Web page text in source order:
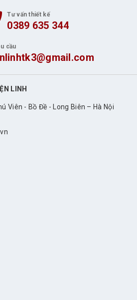
Tư vấn thiết kế
0389 635 344
cầu
LINH
Viên - Bồ Đề - Long Biên – Hà Nội